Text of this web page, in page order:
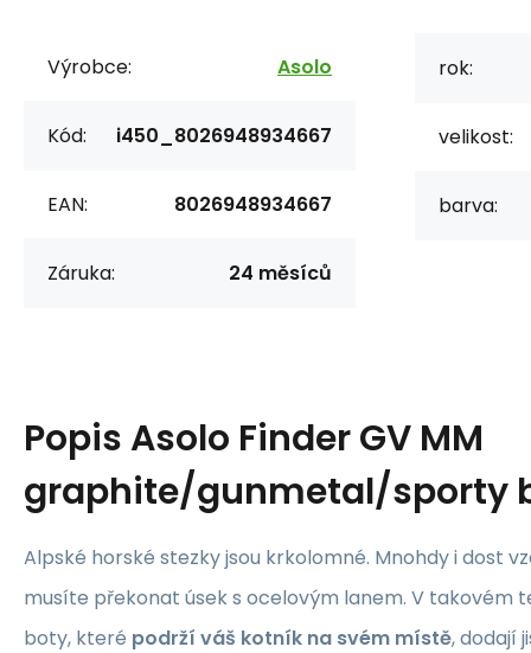
Výrobce: Asolo
Kód: i450_8026948934667
EAN: 8026948934667
Záruka: 24 měsíců
rok:
velikost:
barva:
Popis Asolo Finder GV MM
graphite/gunmetal/sporty
Alpské horské stezky jsou krkolomné. Mnohdy i dost
musíte překonat úsek s ocelovým lanem. V takovém
boty, které podrží váš kotník na svém místě, dodají